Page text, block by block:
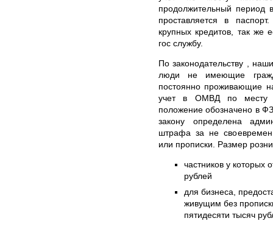
продолжительный
проставляется в
крупных кредитов, так же
гос службу.
По законодательству ,
люди не имеющие
постоянно проживающие
учет в ОМВД по месту
положение обозначено в
закону определена
штрафа за не
или прописки. Размер
частников у которых
рублей
для бизнеса,
живущим без
пятидесяти тысяч